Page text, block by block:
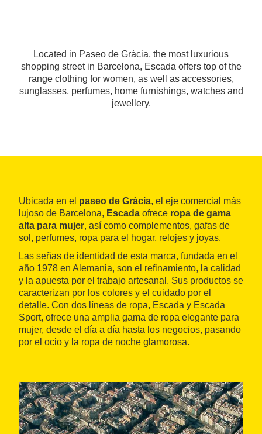
Located in Paseo de Gràcia, the most luxurious
shopping street in Barcelona, Escada offers top of the
range clothing for women, as well as accessories,
sunglasses, perfumes, home furnishings, watches and
jewellery.
Ubicada en el paseo de Gràcia, el eje comercial más
lujoso de Barcelona, Escada ofrece ropa de gama
alta para mujer, así como complementos, gafas de
sol, perfumes, ropa para el hogar, relojes y joyas.
Las señas de identidad de esta marca, fundada en el
año 1978 en Alemania, son el refinamiento, la calidad
y la apuesta por el trabajo artesanal. Sus productos se
caracterizan por los colores y el cuidado por el
detalle. Con dos líneas de ropa, Escada y Escada
Sport, ofrece una amplia gama de ropa elegante para
mujer, desde el día a día hasta los negocios, pasando
por el ocio y la ropa de noche glamorosa.